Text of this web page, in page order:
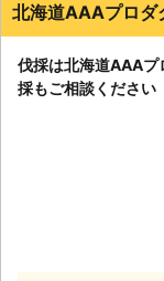
北海道AAAプロダ
伐採は北海道AAAプ
採もご相談ください